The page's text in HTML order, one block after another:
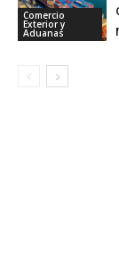
Comercio
Exterior y
Aduanas